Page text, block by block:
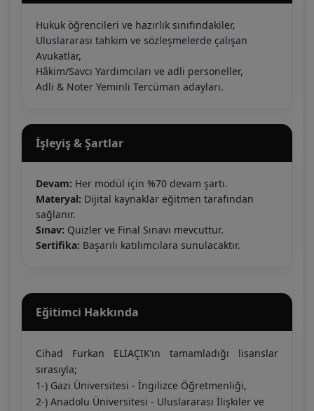
Hukuk öğrencileri ve hazırlık sınıfındakiler,
Uluslararası tahkim ve sözleşmelerde çalışan
Avukatlar,
Hâkim/Savcı Yardımcıları ve adli personeller,
Adli & Noter Yeminli Tercüman adayları.
İşleyiş & Şartlar
Devam: Her modül için %70 devam şartı.
Materyal: Dijital kaynaklar eğitmen tarafından
sağlanır.
Sınav: Quizler ve Final Sınavı mevcuttur.
Sertifika: Başarılı katılımcılara sunulacaktır.
Eğitimci Hakkında
Cihad Furkan ELİAÇIK’ın tamamladığı lisanslar
sırasıyla;
1-) Gazi Üniversitesi - İngilizce Öğretmenliği,
2-) Anadolu Üniversitesi - Uluslararası İlişkiler ve